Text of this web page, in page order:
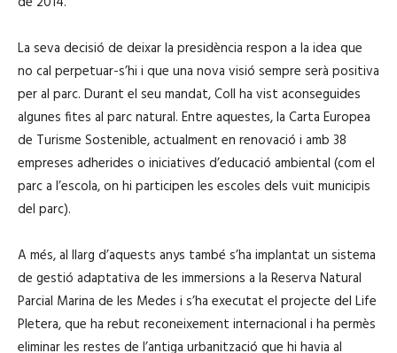
La seva decisió de deixar la presidència respon a la idea que
no cal perpetuar-s’hi i que una nova visió sempre serà positiva
per al parc. Durant el seu mandat, Coll ha vist aconseguides
algunes fites al parc natural. Entre aquestes, la Carta Europea
de Turisme Sostenible, actualment en renovació i amb 38
empreses adherides o iniciatives d’educació ambiental (com el
parc a l’escola, on hi participen les escoles dels vuit municipis
del parc).
A més, al llarg d’aquests anys també s’ha implantat un sistema
de gestió adaptativa de les immersions a la Reserva Natural
Parcial Marina de les Medes i s’ha executat el projecte del Life
Pletera, que ha rebut reconeixement internacional i ha permès
eliminar les restes de l’antiga urbanització que hi havia al